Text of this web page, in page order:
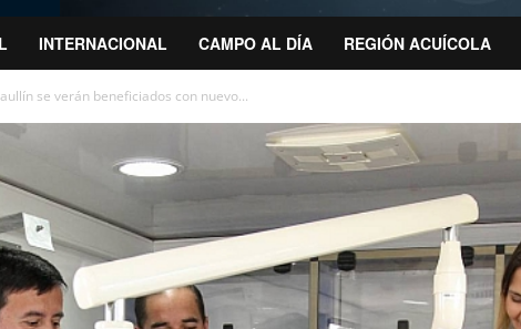
INTERNACIONAL CAMPO AL DÍA REGIÓN ACUÍCOLA
se verán beneficiados con nuevo...